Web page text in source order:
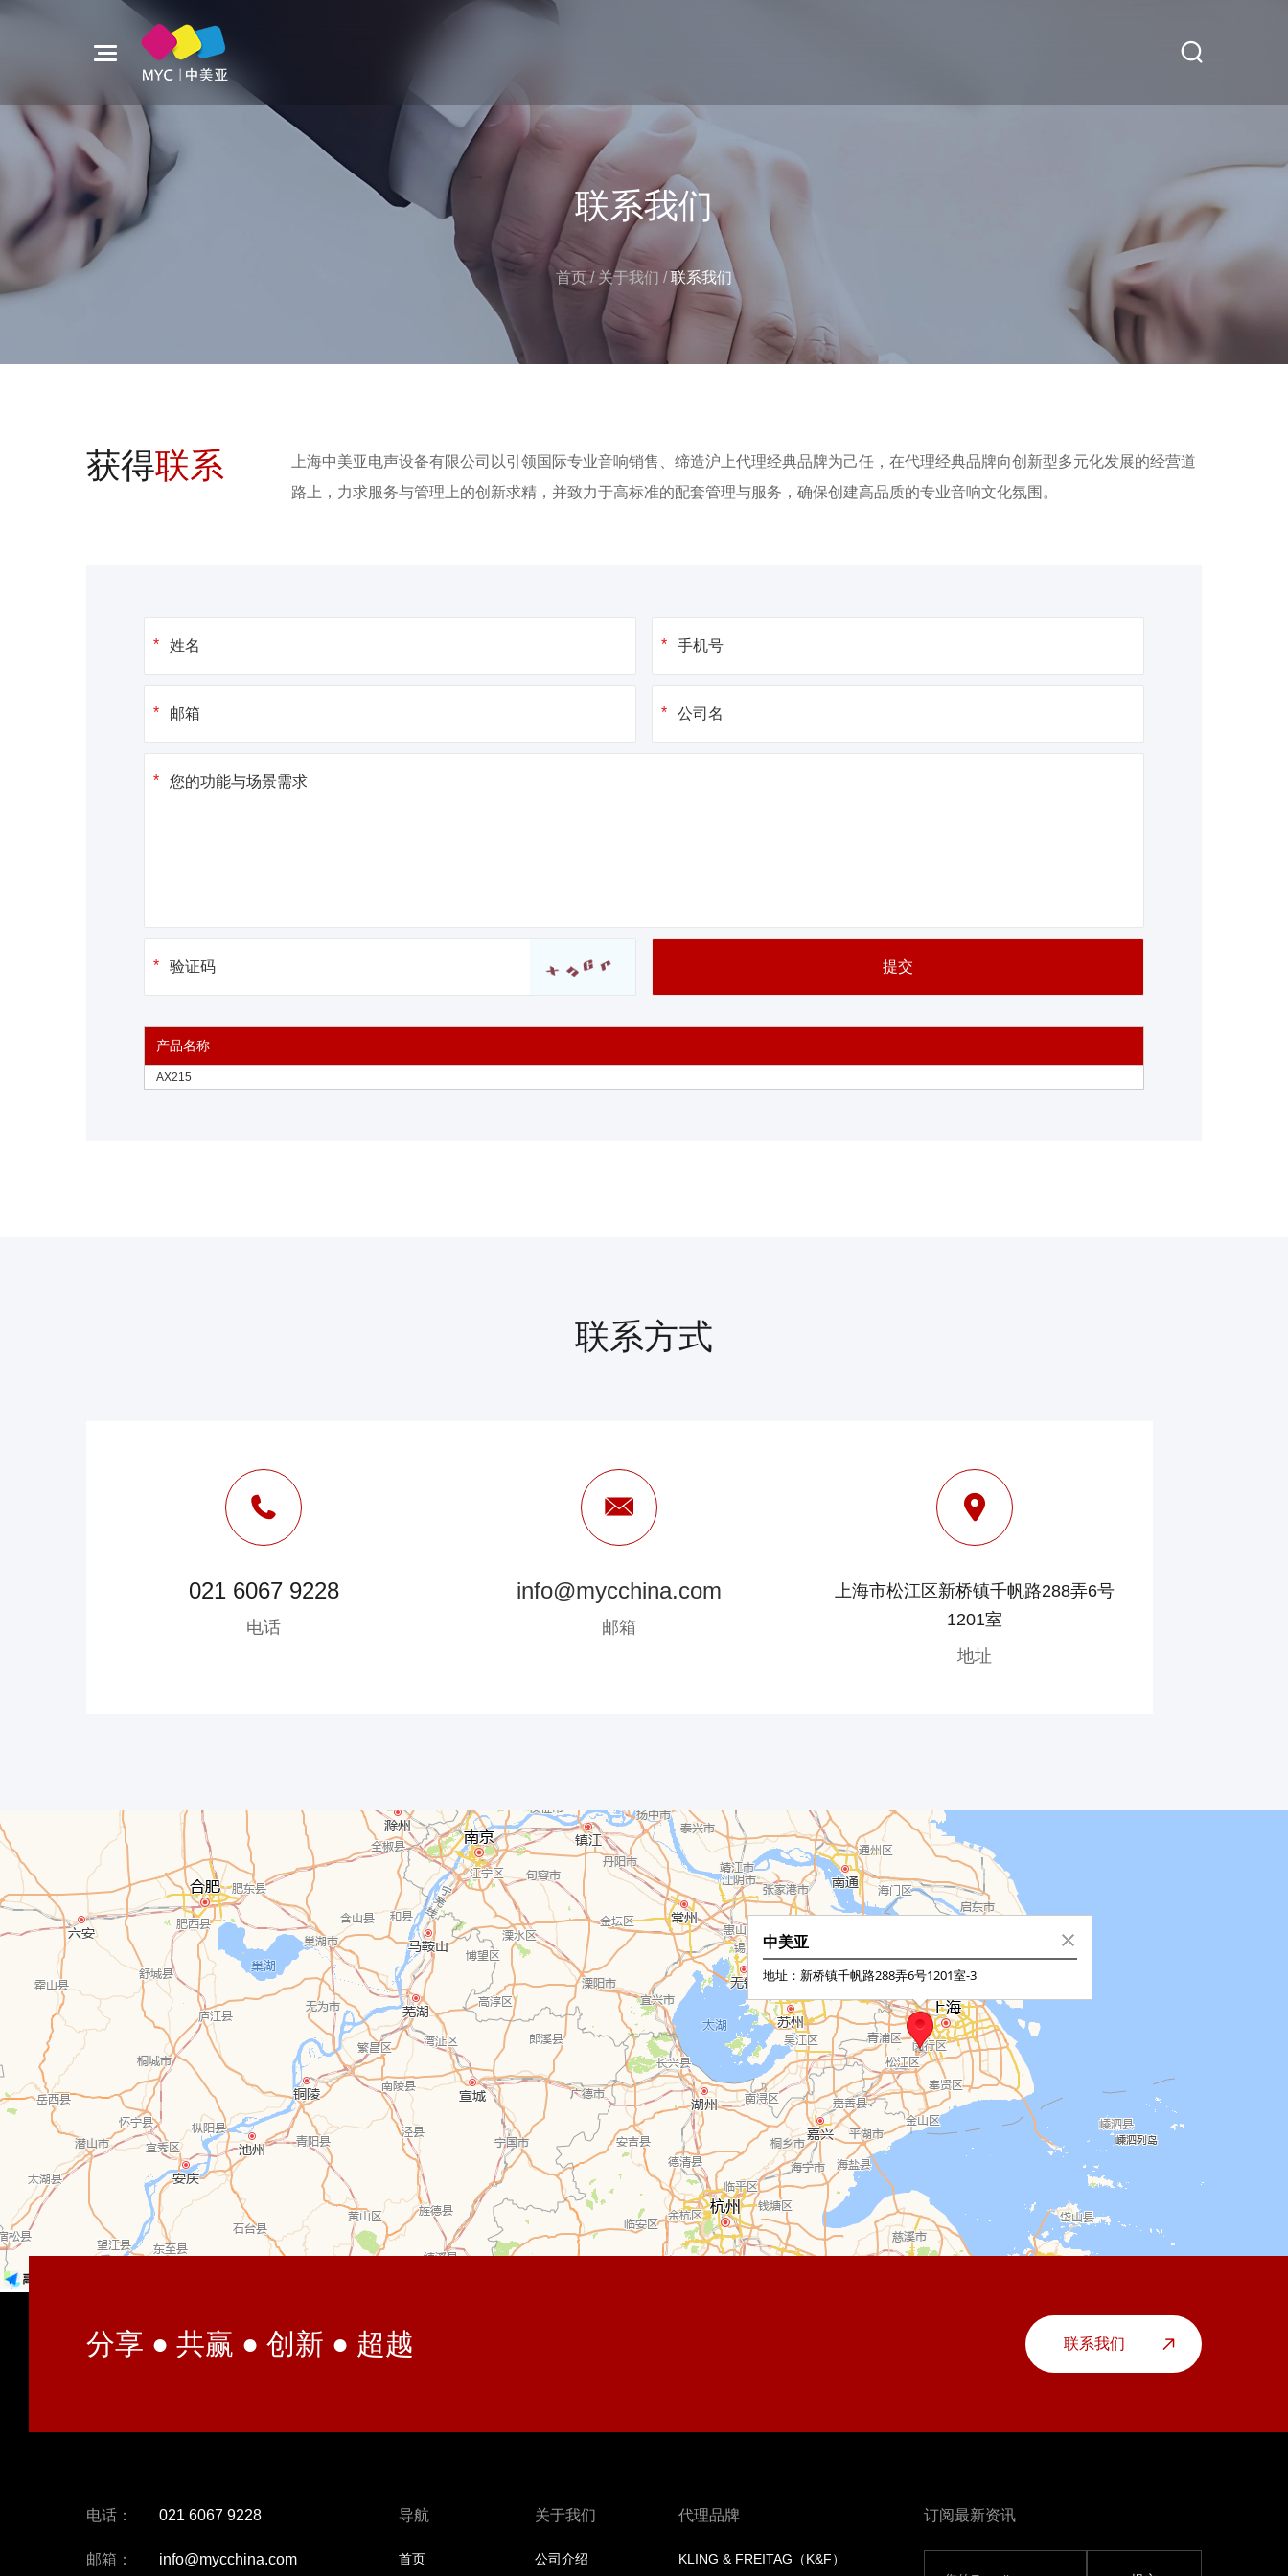
联系我们
首页/ 关于我们 /联系我们
获得联系
上海中美亚电声设备有限公司以引领国际专业音响销售、缔造沪上代理经典品牌为己任，在代理经典品牌向创新型多元化发展的经营道
路上，力求服务与管理上的创新求精，并致力于高标准的配套管理与服务，确保创建高品质的专业音响文化氛围。
产品名称
AX215
联系方式
021 6067 9228
电话
info@mycchina.com
邮箱
上海市松江区新桥镇千帆路288弄6号
1201室
地址
分享 ● 共赢 ● 创新 ● 超越 联系我们
电话： 021 6067 9228
邮箱： info@mycchina.com
导航
首页
关于我们
公司介绍
代理品牌
KLING & FREITAG（K&F）
订阅最新资讯